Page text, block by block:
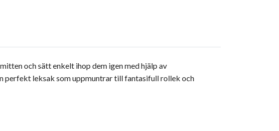
och sätt enkelt ihop dem igen med hjälp av
perfekt leksak som uppmuntrar till fantasifull rollek och